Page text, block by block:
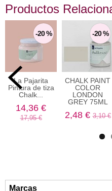
Marcas
Productos
-20 %
La Pajarita
Pintura de tiza
Chalk...
14,36 €
17,95 €
-20 %
CHALK PAINT
COLOR
LONDON
GREY 75ML
2,48 €3,10 €